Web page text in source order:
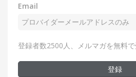
Email
登録者数2500人、メルマガを無料
登録